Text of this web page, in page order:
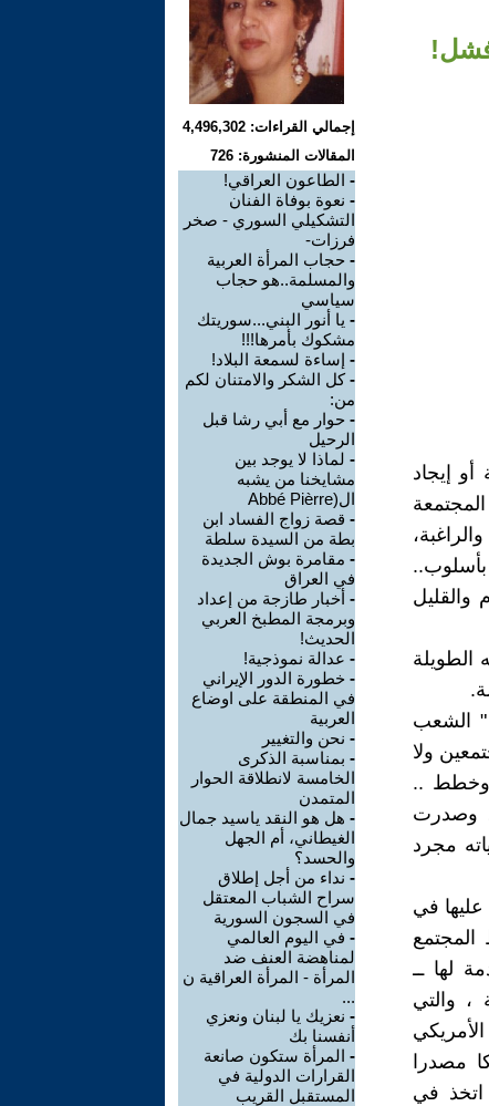
فشل!
إيجاد
والقليل
" الشعب
ولا
وخطط ..
وصدرت
مجرد
عليها في
المجتمع
لها ــ
، والتي
مصدرا
اتخذ في
إجمالي القراءات: 4,496,302
المقالات المنشورة: 726
- الطاعون العراقي!
- نعوة بوفاة الفنان
التشكيلي السوري - صخر
فرزات-
- حجاب المرأة العربية
والمسلمة..هو حجاب
سياسي
- يا أنور البني...سوريتك
مشكوك بأمرها!!!
- إساءة لسمعة البلاد!
-كل الشكر والامتنان لكم
من:
- حوار مع أبي رشا قبل
الرحيل
- لماذا لا يوجد بين
مشايخنا من يشبه
ال(Abbé Pièrre
- قصة زواج الفساد ابن
بطة من السيدة سلطة
- مقامرة بوش الجديدة
في العراق
- أخبار طازجة من إعداد
وبرمجة المطبخ العربي
الحديث!
- عدالة نموذجية!
- خطورة الدور الإيراني
في المنطقة على اوضاع
العربية
- نحن والتغيير
- بمناسبة الذكرى
الخامسة لانطلاقة الحوار
المتمدن
- هل هو النقد ياسيد جمال
الغيطاني، أم الجهل
والحسد؟
- نداء من أجل إطلاق
سراح الشباب المعتقل
في السجون السورية
- في اليوم العالمي
لمناهضة العنف ضد
المرأة - المرأة العراقية ن
...
- نعزيك يا لبنان ونعزي
أنفسنا بك
- المرأة ستكون صانعة
القرارات الدولية في
المستقبل القريب